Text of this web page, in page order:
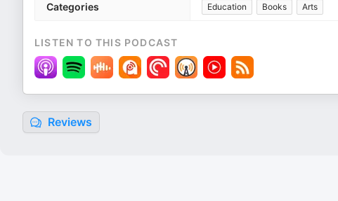
Categories Education Books Arts
LISTEN TO THIS PODCAST
Reviews